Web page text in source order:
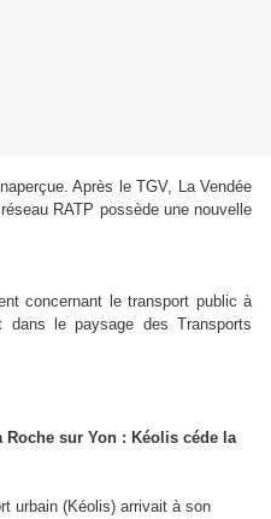
Après le TGV, La Vendée
RATP possède une nouvelle
concernant le transport public à
dans le paysage des Transports
sur Yon : Kéolis céde la
urbain (Kéolis) arrivait à son